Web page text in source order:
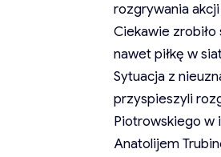
rozgrywania
Ciekawie
nawet piłkę w
Sytuacja z
przyspieszyli
Piotrowskiego w
Anatolijem